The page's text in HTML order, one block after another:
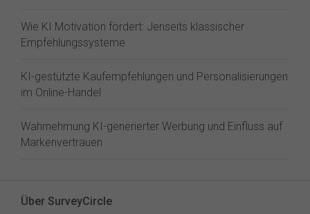
Wie KI Motivation fördert: Jenseits klassischer
Empfehlungssysteme
KI-gestützte Kaufempfehlungen und Personalisierungen
im Online-Handel
Wahrnehmung KI-generierter Werbung und Einfluss auf
Markenvertrauen
Über SurveyCircle